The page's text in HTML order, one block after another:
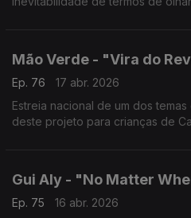
Mão Verde - "Vira do
Ep. 76
17 abr. 2026
Estreia nacional de um dos
deste projeto para crianças de
Gui Aly - "No Matter
Ep. 75
16 abr. 2026